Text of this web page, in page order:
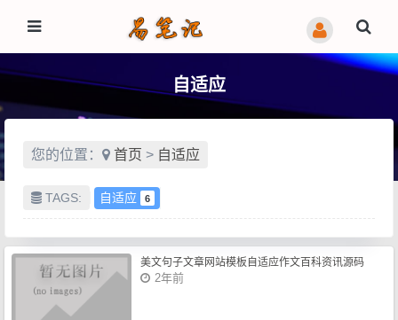
自适应
您的位置： 首页 > 自适应
TAGS: 自适应 6
美文句子文章网站模板自适应作文百科资讯源码
2年前